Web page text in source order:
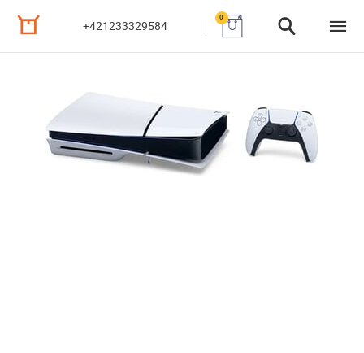
+421233329584
0